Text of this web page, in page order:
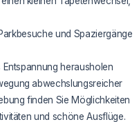
und Spaziergänge
herausholen
abwechslungsreicher
finden Sie Möglichkeiten
und schöne Ausflüge.